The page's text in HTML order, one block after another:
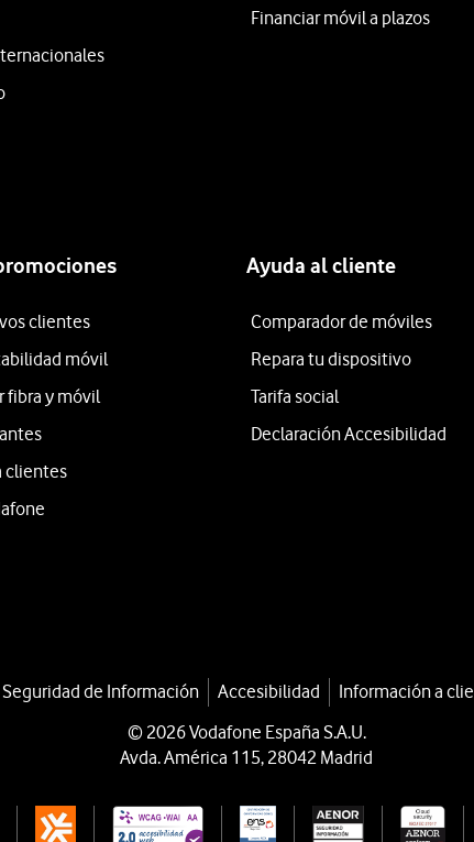
Financiar móvil a plazos
clientes
móvil
fibra y móvil
clientes
Ayuda al cliente
Comparador de móviles
Repara tu dispositivo
Tarifa social
Declaración Accesibilidad
de Información Accesibilidad Información a
© 2026 Vodafone España S.A.U.
Avda. América 115, 28042 Madrid